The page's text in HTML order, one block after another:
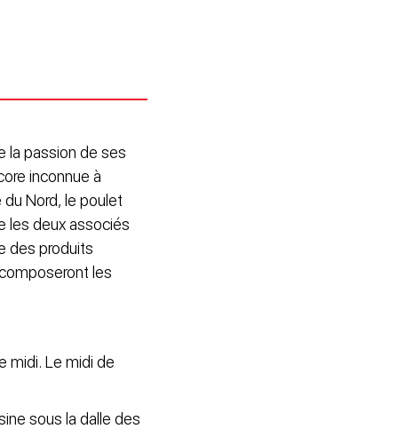
la passion de ses
inconnue à
du Nord, le poulet
les deux associés
des produits
les
midi. Le midi de
sous la dalle des